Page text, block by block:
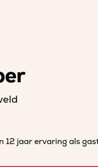
12 jaar ervaring als